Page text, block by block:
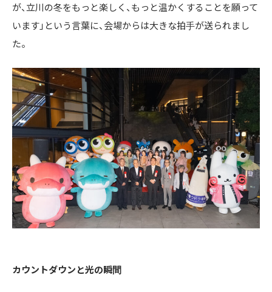
が、立川の冬をもっと楽しく、もっと温かくすることを願って
います」という言葉に、会場からは大きな拍手が送られまし
た。
カウントダウンと光の瞬間